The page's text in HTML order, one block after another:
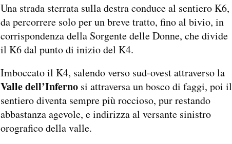
Una strada sterrata sulla destra conduce al sentiero K6,
da percorrere solo per un breve tratto, fino al bivio, in
corrispondenza della Sorgente delle Donne, che divide
il K6 dal punto di inizio del K4.
Imboccato il K4, salendo verso sud-ovest attraverso la
Valle dell’Infernosi attraversa un bosco di faggi, poi il
sentiero diventa sempre più roccioso, pur restando
abbastanza agevole, e indirizza al versante sinistro
orografico della valle.